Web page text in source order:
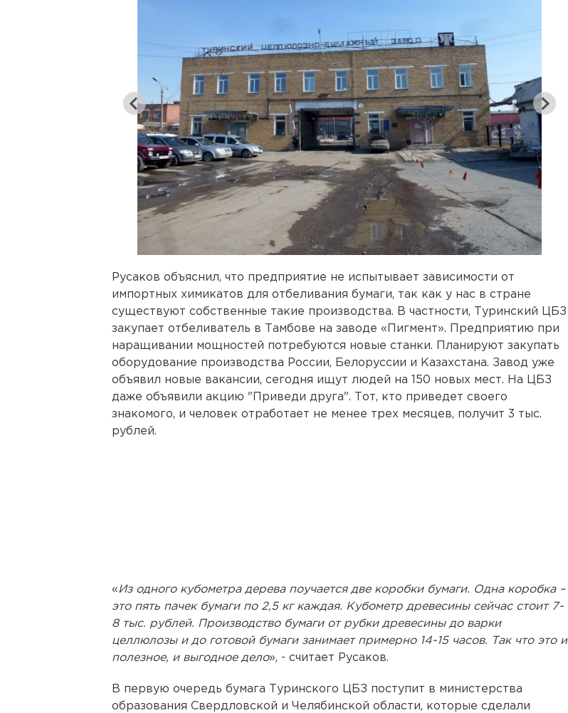
Русаков объяснил, что предприятие не испытывает зависимости от
импортных химикатов для отбеливания бумаги, так как у нас в стране
существуют собственные такие производства. В частности, Туринский ЦБЗ
закупает отбеливатель в Тамбове на заводе «Пигмент». Предприятию при
наращивании мощностей потребуются новые станки. Планируют закупать
оборудование производства России, Белоруссии и Казахстана. Завод уже
объявил новые вакансии, сегодня ищут людей на 150 новых мест. На ЦБЗ
даже объявили акцию "Приведи друга". Тот, кто приведет своего
знакомого, и человек отработает не менее трех месяцев, получит 3 тыс.
рублей.
«Из одного кубометра дерева поучается две коробки бумаги. Одна коробка –
это пять пачек бумаги по 2,5 кг каждая. Кубометр древесины сейчас стоит 7-
8 тыс. рублей. Производство бумаги от рубки древесины до варки
целлюлозы и до готовой бумаги занимает примерно 14-15 часов. Так что это и
полезное, и выгодное дело», - считает Русаков.
В первую очередь бумага Туринского ЦБЗ поступит в министерства
образования Свердловской и Челябинской области, которые сделали